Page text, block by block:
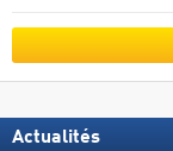
Actualités